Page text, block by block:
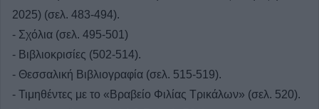
2025) (σελ. 483-494).
- Σχόλια (σελ. 495-501)
- Βιβλιοκρισίες (502-514).
- Θεσσαλική Βιβλιογραφία (σελ. 515-519).
- Τιμηθέντες με το «Βραβείο Φιλίας Τρικάλων» (σελ. 520).